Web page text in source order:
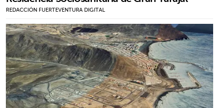
REDACCIÓN FUERTEVENTURA DIGITAL